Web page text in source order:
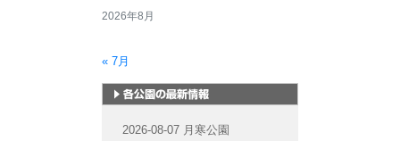
2026年8月
« 7月
2026-08-07 月寒公園